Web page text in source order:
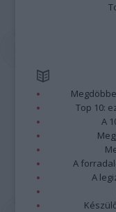
Top 10:
A
A
A